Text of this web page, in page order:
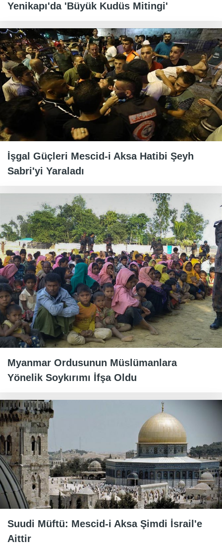
Yenikapı'da 'Büyük Kudüs Mitingi'
İşgal Güçleri Mescid-i Aksa Hatibi Şeyh
Sabri'yi Yaraladı
Myanmar Ordusunun Müslümanlara
Yönelik Soykırımı İfşa Oldu
Suudi Müftü: Mescid-i Aksa Şimdi İsrail'e
Aittir